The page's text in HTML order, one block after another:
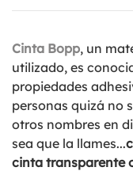
Cinta Bopp, un
utilizado, es
propiedades
personas quizá no
otros nombres en
sea que la llames...
cinta transparente